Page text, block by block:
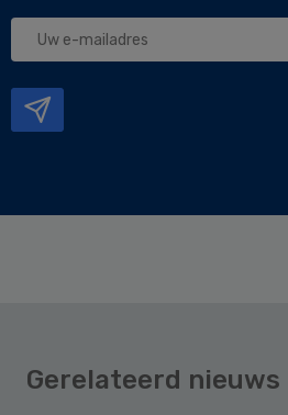
Uw
Gerelateerd nieuws